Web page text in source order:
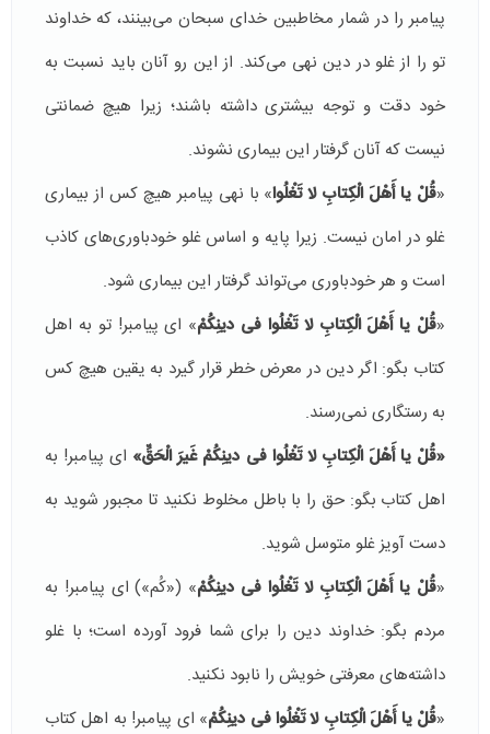
پیامبر را در شمار مخاطبین خدای سبحان می‌‌بینند، كه خداوند
تو را از غلو در دین نهی می‌كند. از این رو آنان باید نسبت به
خود دقت و توجه بیشتری داشته باشند؛ زیرا هیچ ضمانتی
نیست كه آنان گرفتار این بیماری نشوند.
«قُلْ یا أَهْلَ الْكِتابِ لا تَغْلُوا» با نهی پیامبر هیچ كس از بیماری
غلو در امان نیست. زیرا پایه و اساس غلو خودباوری‌های كاذب
است و هر خودباوری می‌تواند گرفتار این بیماری شود.
«قُلْ یا أَهْلَ الْكِتابِ لا تَغْلُوا فی‏ دینِكُمْ»‌ ای پیامبر! تو به اهل
كتاب بگو: اگر دین در معرض خطر قرار گیرد به یقین هیچ كس
به رستگاری نمی‌رسند.
«قُلْ یا أَهْلَ الْكِتابِ لا تَغْلُوا فی‏ دینِكُمْ غَیرَ الْحَقِّ» ای پیامبر! به
اهل كتاب بگو: حق را با باطل مخلوط نكنید تا مجبور شوید به
دست آویز غلو متوسل شوید.
«قُلْ یا أَهْلَ الْكِتابِ لا تَغْلُوا فی‏ دینِكُمْ» («كُم») ای پیامبر! به
مردم بگو: خداوند دین را برای شما فرود آورده است؛ با غلو
داشته‌های معرفتی خویش را نابود نكنید.
«قُلْ یا أَهْلَ الْكِتابِ لا تَغْلُوا فی‏ دینِكُمْ» ای پیامبر! به اهل كتاب